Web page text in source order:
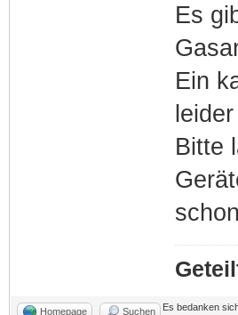
Es
Ein
Bitte
Homepage Suchen Es bedanken